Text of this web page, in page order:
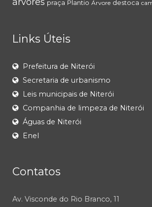
praça Plantio Árvore destoca
Links Úteis
Prefeitura de Niterói
Secretaria de urbanismo
Leis municipais de Niterói
Companhia de limpeza de Niterói
Águas de Niterói
Enel
Contatos
Av. Visconde do Rio Branco, 11